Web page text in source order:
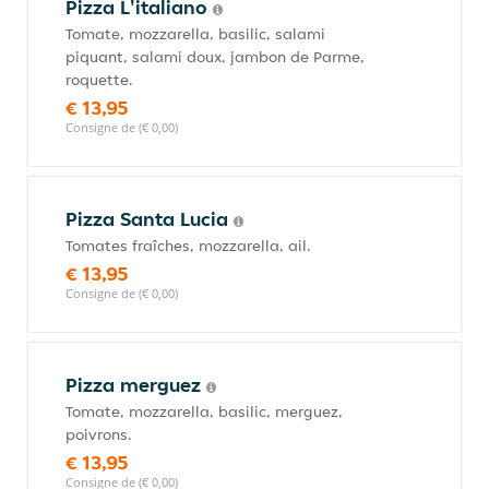
Pizza L'italiano
Tomate, mozzarella, basilic, salami
piquant, salami doux, jambon de Parme,
roquette.
€ 13,95
Consigne de (€ 0,00)
Pizza Santa Lucia
Tomates fraîches, mozzarella, ail.
€ 13,95
Consigne de (€ 0,00)
Pizza merguez
Tomate, mozzarella, basilic, merguez,
poivrons.
€ 13,95
Consigne de (€ 0,00)